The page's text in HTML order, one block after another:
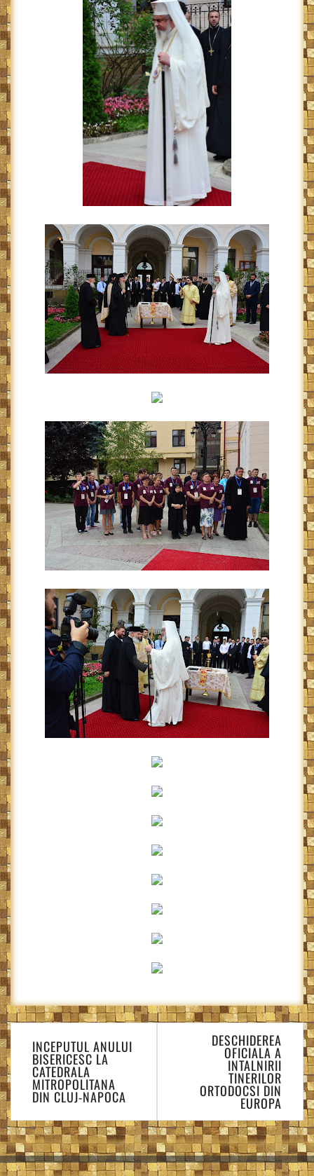
Navigare
în
articole
INCEPUTUL ANULUI
BISERICESC LA
CATEDRALA
MITROPOLITANA
DIN CLUJ-NAPOCA
DESCHIDEREA
OFICIALA A
INTALNIRII
TINERILOR
ORTODOCSI DIN
EUROPA